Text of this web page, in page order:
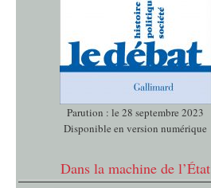
Parution : le 28 septembre 2023
Disponible en version numérique
Dans la machine de l’État